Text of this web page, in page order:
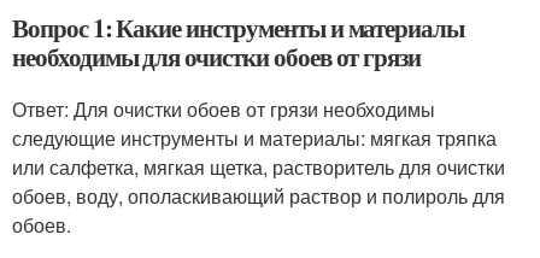
Вопрос 1: Какие инструменты и материалы
необходимы для очистки обоев от грязи
Ответ: Для очистки обоев от грязи необходимы
следующие инструменты и материалы: мягкая тряпка
или салфетка, мягкая щетка, растворитель для очистки
обоев, воду, ополаскивающий раствор и полироль для
обоев.